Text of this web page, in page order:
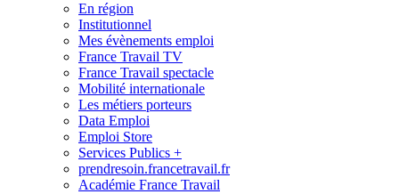
En région
Institutionnel
Mes évènements emploi
France Travail TV
France Travail spectacle
Mobilité internationale
Les métiers porteurs
Data Emploi
Emploi Store
Services Publics +
prendresoin.francetravail.fr
Académie France Travail